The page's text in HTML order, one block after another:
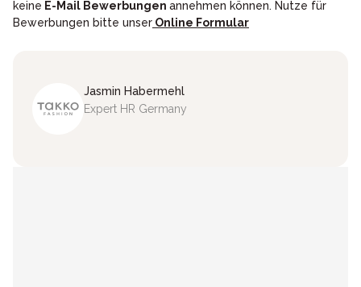
keine E-Mail Bewerbungen annehmen können. Nutze für
Bewerbungen bitte unser Online Formular
Jasmin Habermehl
Expert HR Germany